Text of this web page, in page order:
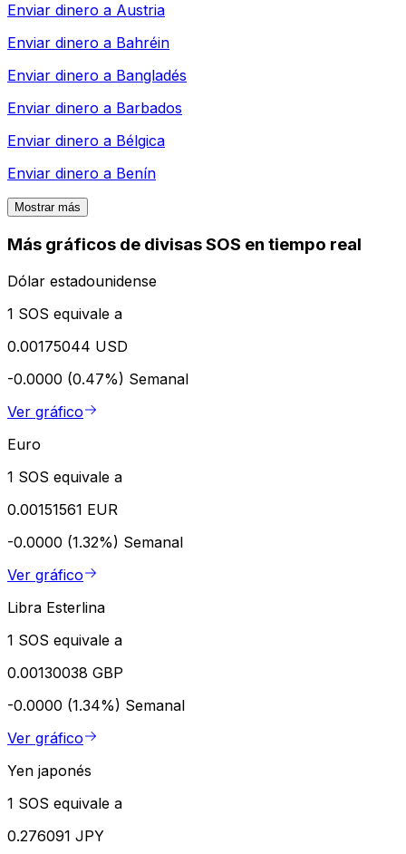
Enviar dinero a Austria
Enviar dinero a Bahréin
Enviar dinero a Bangladés
Enviar dinero a Barbados
Enviar dinero a Bélgica
Enviar dinero a Benín
Mostrar más
Más gráficos de divisas SOS en tiempo real
Dólar estadounidense
1 SOS equivale a
0.00175044 USD
-0.0000 (0.47%) Semanal
Ver gráfico
Euro
1 SOS equivale a
0.00151561 EUR
-0.0000 (1.32%) Semanal
Ver gráfico
Libra Esterlina
1 SOS equivale a
0.00130038 GBP
-0.0000 (1.34%) Semanal
Ver gráfico
Yen japonés
1 SOS equivale a
0.276091 JPY